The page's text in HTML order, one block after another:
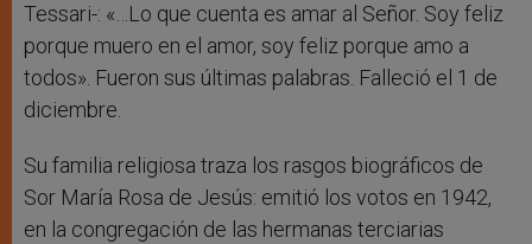
Tessari-: «…Lo que cuenta es amar al Señor. Soy feliz
porque muero en el amor, soy feliz porque amo a
todos». Fueron sus últimas palabras. Falleció el 1 de
diciembre.
Su familia religiosa traza los rasgos biográficos de
Sor María Rosa de Jesús: emitió los votos en 1942,
en la congregación de las hermanas terciarias